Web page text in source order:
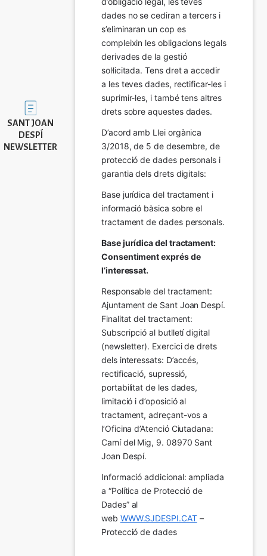
Imatge
SANT JOAN
DESPÍ
NEWSLETTER
dades no se cediran a tercers i
s’eliminaran un cop es
compleixin les obligacions legals
derivades de la gestió
sol·licitada. Tens dret a accedir
a les teves dades, rectificar-les i
suprimir-les, i també tens altres
drets sobre aquestes dades.
D’acord amb Llei orgànica
3/2018, de 5 de desembre, de
protecció de dades personals i
garantia dels drets digitals:
Base jurídica del tractament i
informació bàsica sobre el
tractament de dades personals.
Base jurídica del tractament:
Consentiment exprés de
l’interessat.
Responsable del tractament:
Ajuntament de Sant Joan Despí.
Finalitat del tractament:
Subscripció al butlletí digital
(newsletter). Exercici de drets
dels interessats: D’accés,
rectificació, supressió,
portabilitat de les dades,
limitació i d’oposició al
tractament, adreçant-vos a
l’Oficina d’Atenció Ciutadana:
Camí del Mig, 9. 08970 Sant
Joan Despí.
Informació addicional: ampliada
a “Política de Protecció de
Dades” al
web WWW.SJDESPI.CAT –
Protecció de dades